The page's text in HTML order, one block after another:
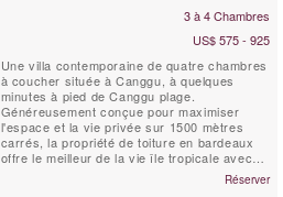
équipée, de chambres spacieuses et3 à 4 Chambres
US$ 575 - 925
Une villa contemporaine de quatre chambres
à coucher située à Canggu, à quelques
minutes à pied de Canggu plage.
Généreusement conçue pour maximiser
l'espace et la vie privée sur 1500 mètres
carrés, la propriété de toiture en bardeaux
offre le meilleur de la vie île tropicale avec
Réserver